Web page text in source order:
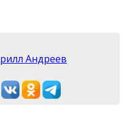
Андреев